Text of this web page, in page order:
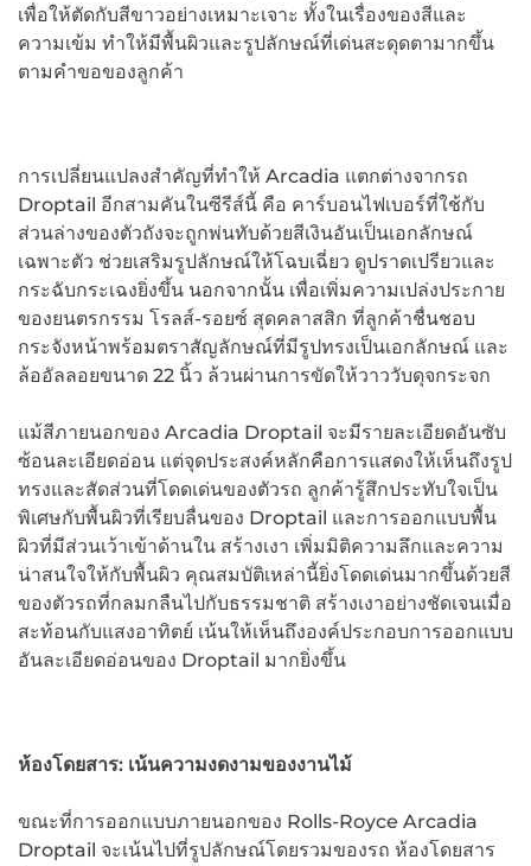
เพื่อให้ตัดกับสีขาวอย่างเหมาะเจาะ ทั้งในเรื่องของสีและ
ความเข้ม ทำให้มีพื้นผิวและรูปลักษณ์ที่เด่นสะดุดตามากขึ้น
ตามคำขอของลูกค้า
การเปลี่ยนแปลงสำคัญที่ทำให้ Arcadia แตกต่างจากรถ
Droptail อีกสามคันในซีรีส์นี้ คือ คาร์บอนไฟเบอร์ที่ใช้กับ
ส่วนล่างของตัวถังจะถูกพ่นทับด้วยสีเงินอันเป็นเอกลักษณ์
เฉพาะตัว ช่วยเสริมรูปลักษณ์ให้โฉบเฉี่ยว ดูปราดเปรียวและ
กระฉับกระเฉงยิ่งขึ้น นอกจากนั้น เพื่อเพิ่มความเปล่งประกาย
ของยนตรกรรม โรลส์-รอยซ์ สุดคลาสสิก ที่ลูกค้าชื่นชอบ
กระจังหน้าพร้อมตราสัญลักษณ์ที่มีรูปทรงเป็นเอกลักษณ์ และ
ล้ออัลลอยขนาด 22 นิ้ว ล้วนผ่านการขัดให้วาววับดุจกระจก
แม้สีภายนอกของ Arcadia Droptail จะมีรายละเอียดอันซับ
ซ้อนละเอียดอ่อน แต่จุดประสงค์หลักคือการแสดงให้เห็นถึงรูป
ทรงและสัดส่วนที่โดดเด่นของตัวรถ ลูกค้ารู้สึกประทับใจเป็น
พิเศษกับพื้นผิวที่เรียบลื่นของ Droptail และการออกแบบพื้น
ผิวที่มีส่วนเว้าเข้าด้านใน สร้างเงา เพิ่มมิติความลึกและความ
น่าสนใจให้กับพื้นผิว คุณสมบัติเหล่านี้ยิ่งโดดเด่นมากขึ้นด้วยสี
ของตัวรถที่กลมกลืนไปกับธรรมชาติ สร้างเงาอย่างชัดเจนเมื่อ
สะท้อนกับแสงอาทิตย์ เน้นให้เห็นถึงองค์ประกอบการออกแบบ
อันละเอียดอ่อนของ Droptail มากยิ่งขึ้น
ห้องโดยสาร: เน้นความงดงามของงานไม้
ขณะที่การออกแบบภายนอกของ Rolls-Royce Arcadia
Droptail จะเน้นไปที่รูปลักษณ์โดยรวมของรถ ห้องโดยสาร